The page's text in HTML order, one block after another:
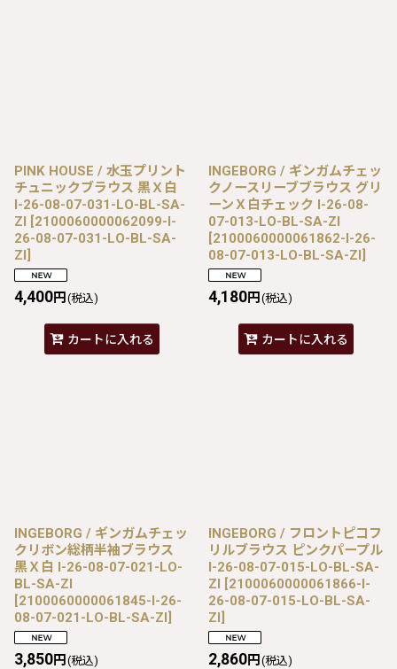
PINK HOUSE / 水玉プリント
チュニックブラウス 黒Ｘ白
I-26-08-07-031-LO-BL-SA-
ZI [2100060000062099-I-
26-08-07-031-LO-BL-SA-
ZI]
4,400円 (税込)
カートに入れる
INGEBORG / ギンガムチェッ
クノースリーブブラウス グリ
ーンＸ白チェック I-26-08-
07-013-LO-BL-SA-ZI
[2100060000061862-I-26-
08-07-013-LO-BL-SA-ZI]
4,180円 (税込)
カートに入れる
INGEBORG / ギンガムチェッ
クリボン総柄半袖ブラウス
黒Ｘ白 I-26-08-07-021-LO-
BL-SA-ZI
[2100060000061845-I-26-
08-07-021-LO-BL-SA-ZI]
3,850円 (税込)
INGEBORG / フロントピコフ
リルブラウス ピンクパープル
I-26-08-07-015-LO-BL-SA-
ZI [2100060000061866-I-
26-08-07-015-LO-BL-SA-
ZI]
2,860円 (税込)